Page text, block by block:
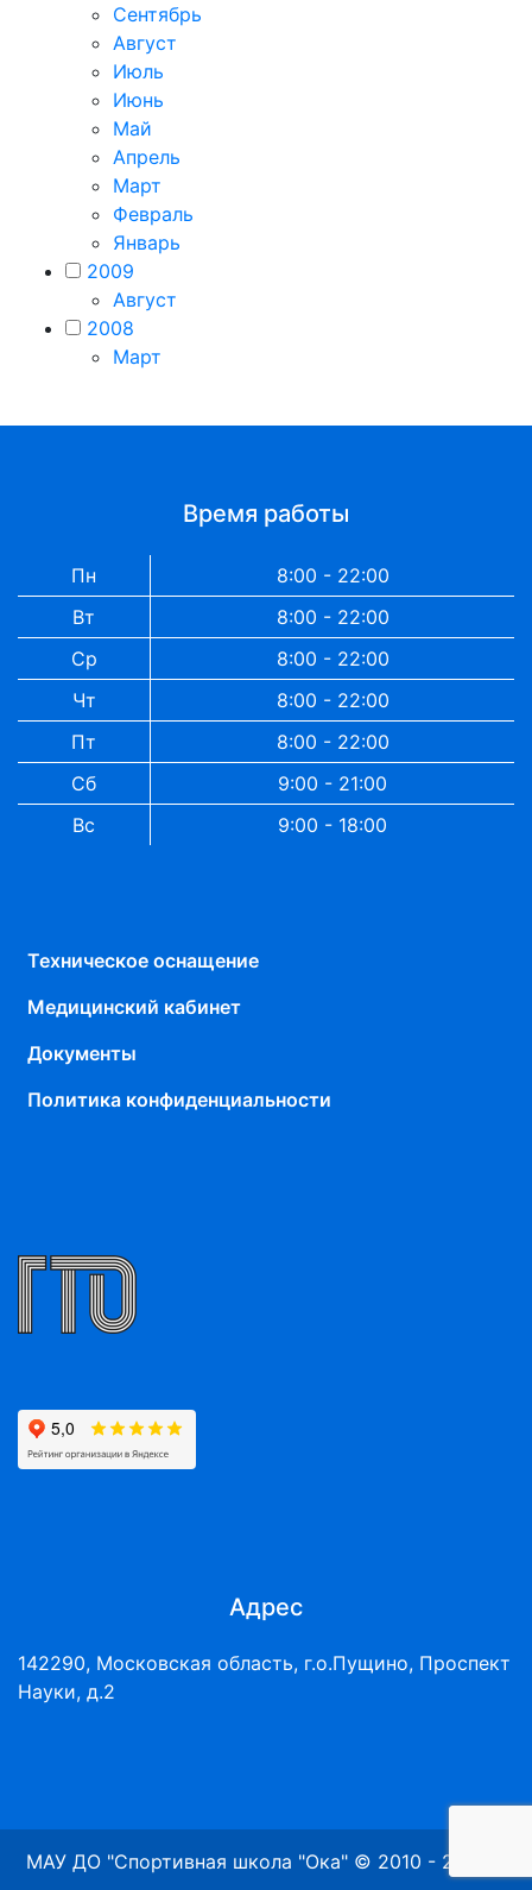
Сентябрь
Август
Июль
Июнь
Май
Апрель
Март
Февраль
Январь
2009
Август
2008
Март
Время работы
Пн
8:00 - 22:00
Вт
8:00 - 22:00
Ср
8:00 - 22:00
Чт
8:00 - 22:00
Пт
8:00 - 22:00
Сб
9:00 - 21:00
Вс
9:00 - 18:00
Техническое оснащение
Медицинский кабинет
Документы
Политика конфиденциальности
Адрес
142290, Московская область, г.о.Пущино, Проспект
Науки, д.2
МАУ ДО "Спортивная школа "Ока" © 2010 - 2026 г.